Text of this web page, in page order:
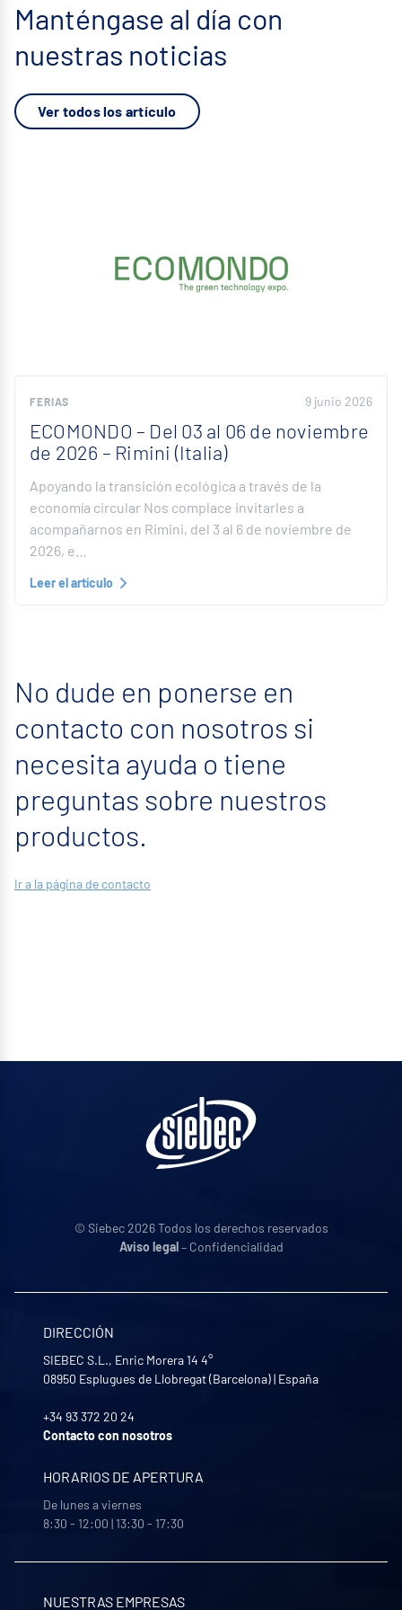
Manténgase al día con
nuestras noticias
Ver todos los artículo
FERIAS 9 junio 2026
ECOMONDO – Del 03 al 06 de noviembre
de 2026 – Rimini (Italia)
Apoyando la transición ecológica a través de la
economía circular Nos complace invitarles a
acompañarnos en Rimini, del 3 al 6 de noviembre de
2026, e…
Leer el artículo
No dude en ponerse en
contacto con nosotros si
necesita ayuda o tiene
preguntas sobre nuestros
productos.
Ir a la página de contacto
© Siebec 2026 Todos los derechos reservados
Aviso legal– Confidencialidad
DIRECCIÓN
SIEBEC S.L., Enric Morera 14 4°
08950 Esplugues de Llobregat (Barcelona)| España
+34 93 372 20 24
Contacto con nosotros
HORARIOS DE APERTURA
De lunes a viernes
8:30 - 12:00 | 13:30 - 17:30
NUESTRAS EMPRESAS